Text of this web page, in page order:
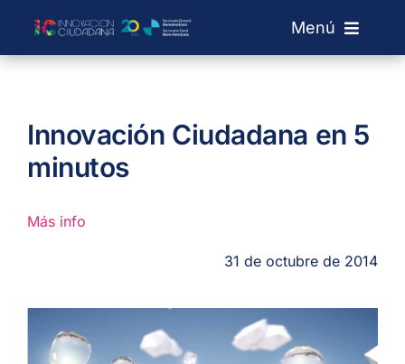
contenido
Menú
Laboratorios
Red de Labs
+ Info
Innovación Ciudadana en 5
minutos
Más info
31 de octubre de 2014